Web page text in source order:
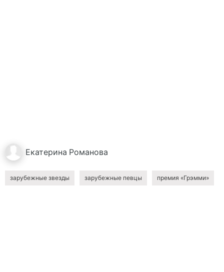
Екатерина Романова
зарубежные звезды зарубежные певцы премия «Грэмми»